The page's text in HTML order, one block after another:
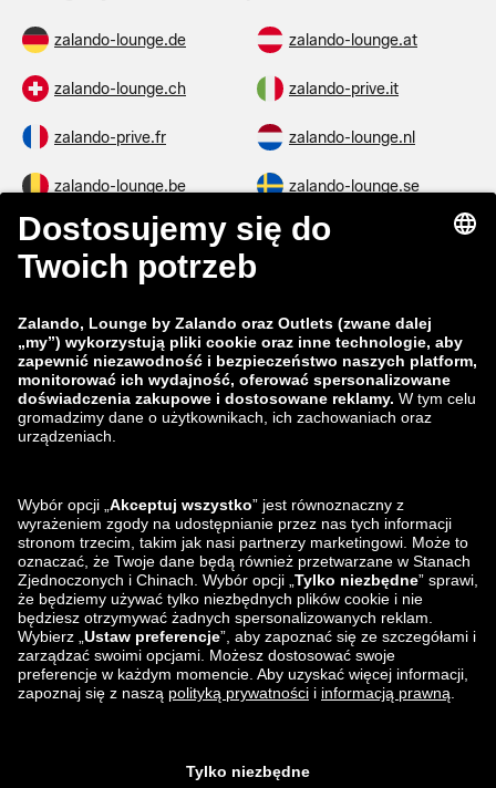
zalando-lounge.de zalando-lounge.at
zalando-lounge.ch zalando-prive.it
zalando-prive.fr zalando-lounge.nl
zalando-lounge.be zalando-lounge.se
zalando-lounge.fi zalando-lounge.dk
zalando-lounge.co.uk
zalando-prive.es zalando-lounge.cz
zalando-lounge.lt zalando-lounge.sk
zalando-lounge.ro
zalando-lounge.lu zalando-lounge.ee
zalando-lounge.lv zalando-lounge.no
Znajdziesz nas
na